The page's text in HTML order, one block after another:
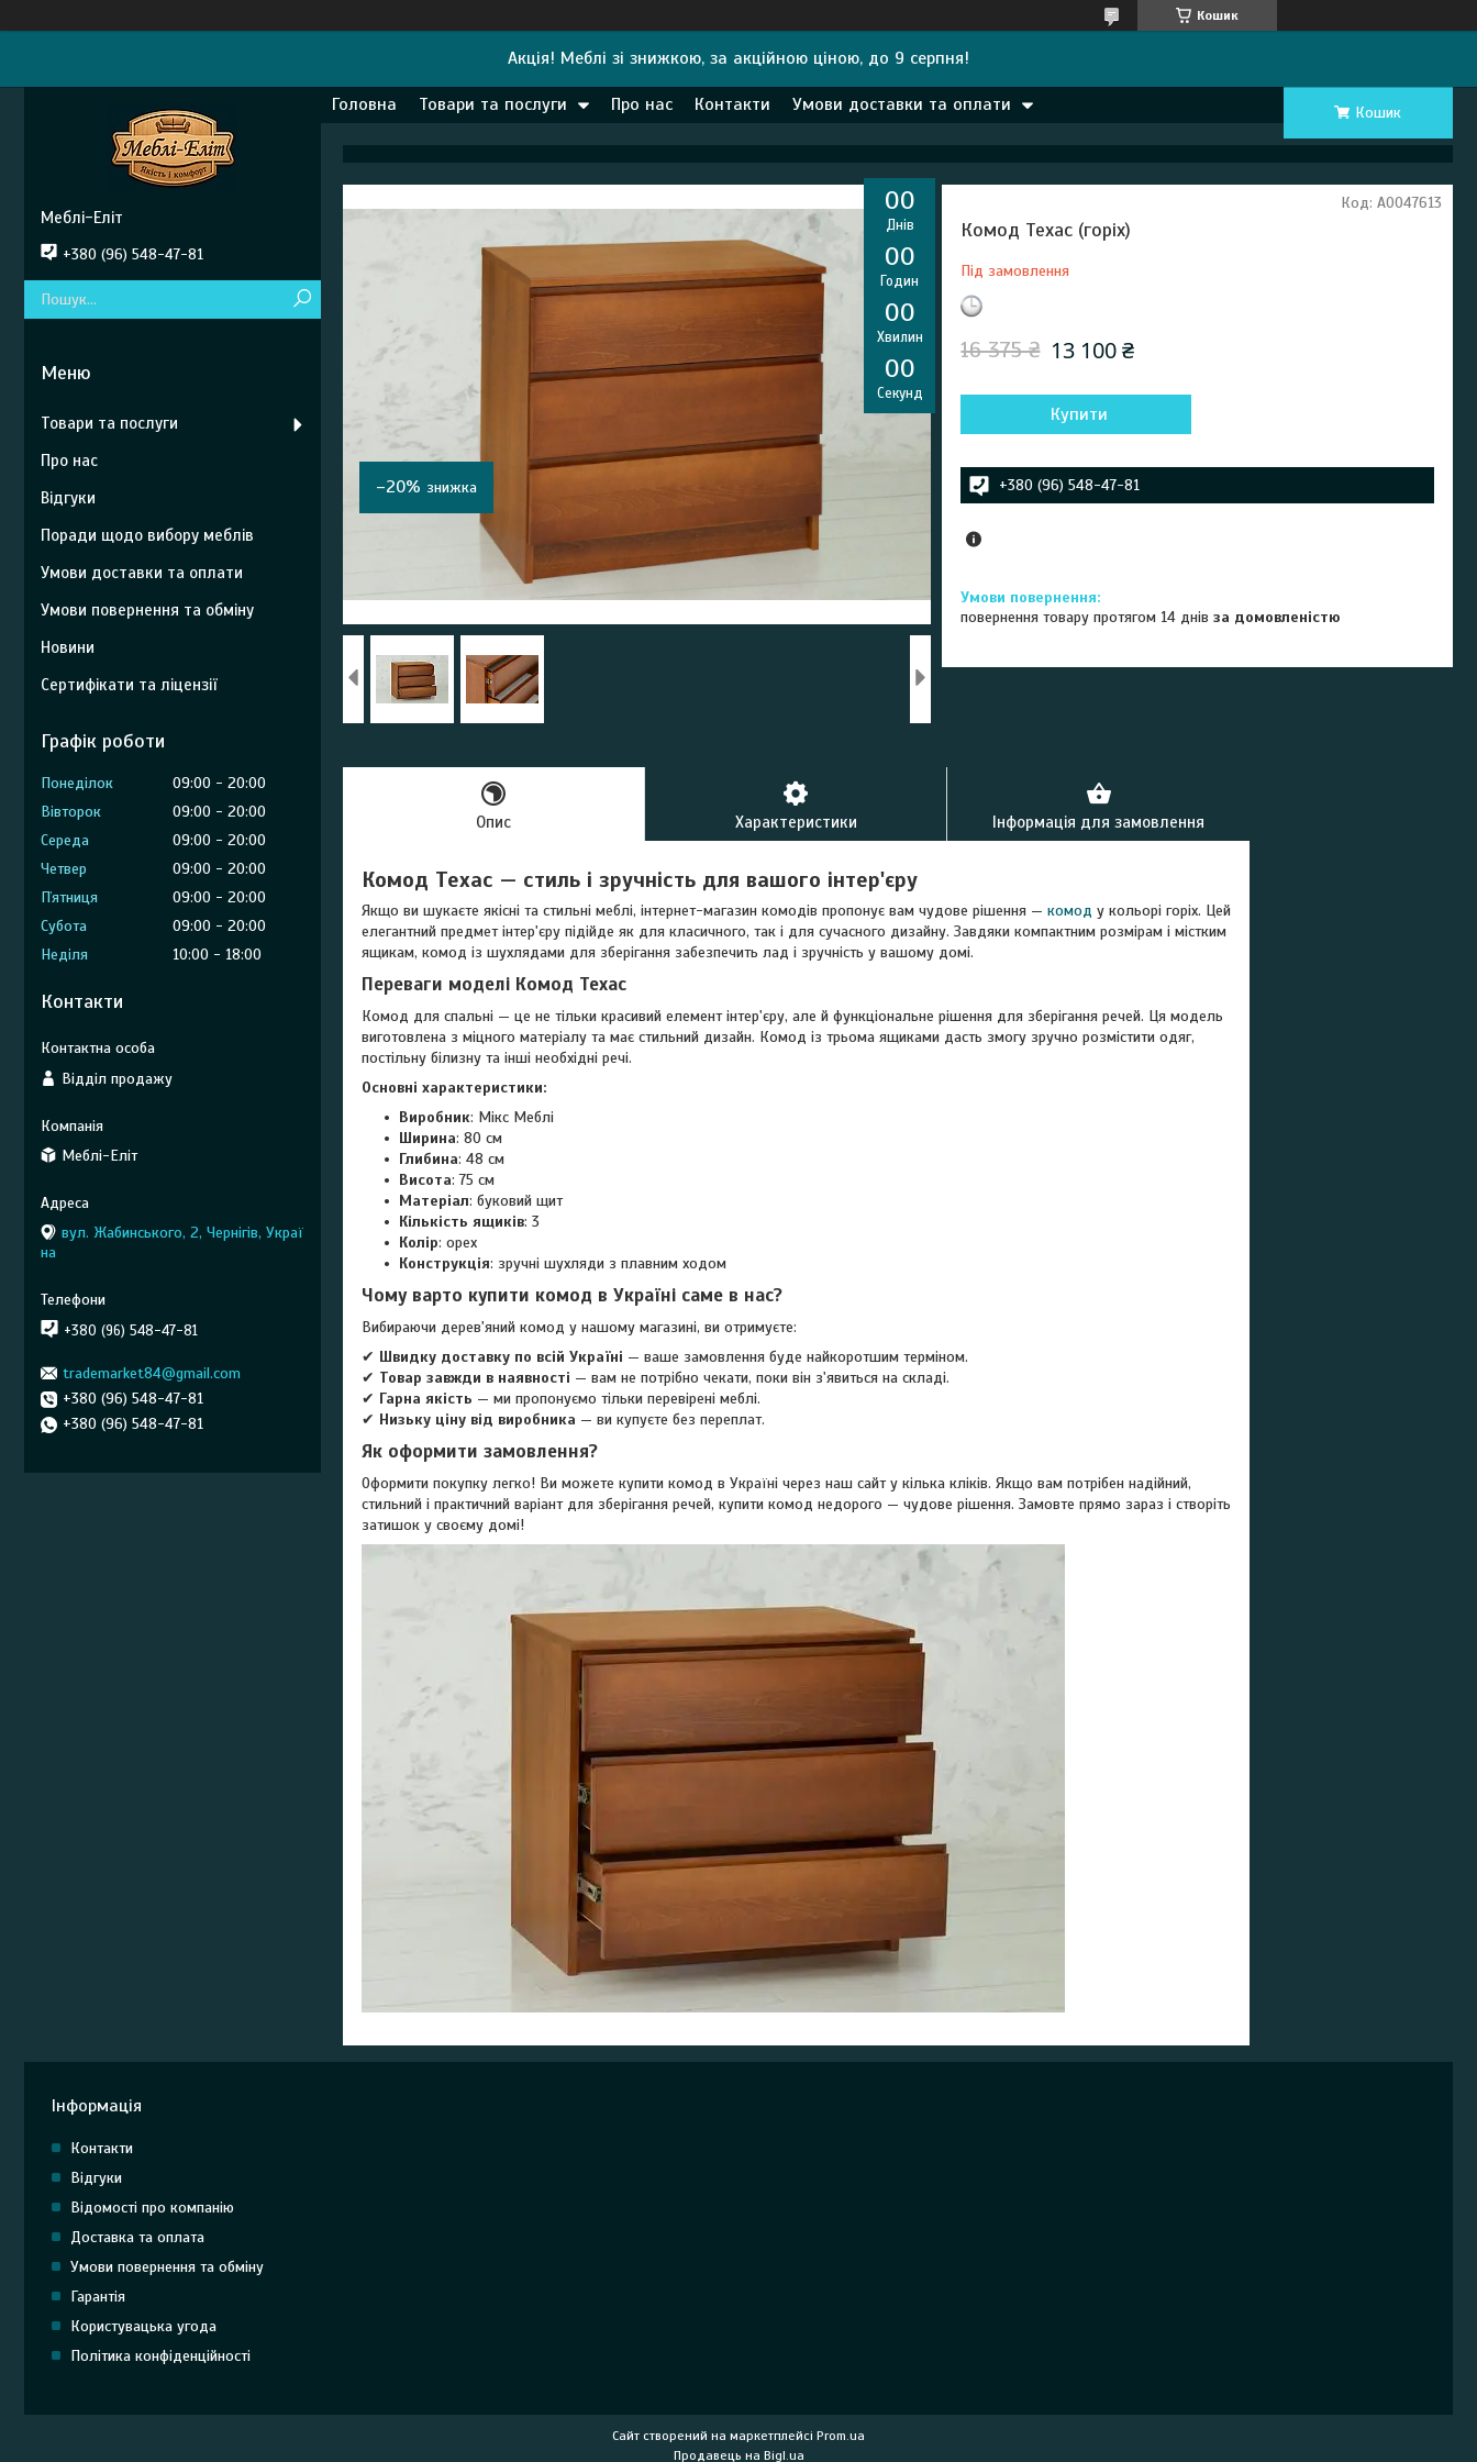
Кошик
Акція! Меблі зі знижкою, за акційною ціною, до 9 серпня!
Головна Товари та послуги Про нас Контакти Умови доставки та оплати Кошик
00
Днів
00
Годин
00
Хвилин
00
Секунд
–20%
Комод Техас (горіх)
Під замовлення
Код: А0047613
16 375 ₴ 13 100 ₴
Купити
+380 (96) 548-47-81
повернення товару протягом 14 днівза домовленістю
Опис Характеристики Інформація для замовлення
Комод Техас — стиль і зручність для вашого інтер'єру
Якщо ви шукаєте якісні та стильні меблі, інтернет-магазин комодів пропонує вам чудове рішення — комод у кольорі горіх. Цей
елегантний предмет інтер'єру підійде як для класичного, так і для сучасного дизайну. Завдяки компактним розмірам і містким
ящикам, комод із шухлядами для зберігання забезпечить лад і зручність у вашому домі.
Переваги моделі Комод Техас
Комод для спальні — це не тільки красивий елемент інтер'єру, але й функціональне рішення для зберігання речей. Ця модель
виготовлена з міцного матеріалу та має стильний дизайн. Комод із трьома ящиками дасть змогу зручно розмістити одяг,
постільну білизну та інші необхідні речі.
Основні характеристики:
Виробник: Мікс Меблі
Ширина: 80 см
Глибина: 48 см
Висота: 75 см
Матеріал: буковий щит
Кількість ящиків: 3
Колір: орех
Конструкція: зручні шухляди з плавним ходом
Чому варто купити комод в Україні саме в нас?
Вибираючи дерев'яний комод у нашому магазині, ви отримуєте:
✔ Швидку доставку по всій Україні — ваше замовлення буде найкоротшим терміном.
✔ Товар завжди в наявності — вам не потрібно чекати, поки він з'явиться на складі.
✔ Гарна якість — ми пропонуємо тільки перевірені меблі.
✔ Низьку ціну від виробника — ви купуєте без переплат.
Як оформити замовлення?
Оформити покупку легко! Ви можете купити комод в Україні через наш сайт у кілька кліків. Якщо вам потрібен надійний,
стильний і практичний варіант для зберігання речей, купити комод недорого — чудове рішення. Замовте прямо зараз і створіть
затишок у своєму домі!
Меблі-Еліт
+380 (96) 548-47-81
Товари та послуги
Про нас
Відгуки
Поради щодо вибору меблів
Умови доставки та оплати
Умови повернення та обміну
Новини
Сертифікати та ліцензії
Графік роботи
Понеділок 09:00
20:00
Вівторок
09:00
20:00
Середа
09:00
20:00
Четвер
09:00
20:00
Пʼятниця
09:00
20:00
Субота
09:00
20:00
Неділя
10:00 18:00
Контакти
Відділ продажу
Меблі-Еліт
вул. Жабинського, 2, Чернігів, Украї
на
+380 (96) 548-47-81
trademarket84@gmail.com
+380 (96) 548-47-81
+380 (96) 548-47-81
Інформація
Контакти
Відгуки
Відомості про компанію
Доставка та оплата
Умови повернення та обміну
Гарантія
Користувацька угода
Політика конфіденційності
Сайт створений на маркетплейсі Prom.ua
Продавець на Bigl.ua